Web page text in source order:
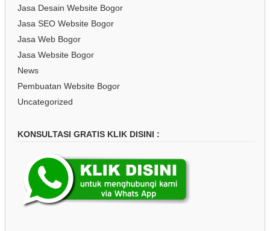
Jasa Desain Website Bogor
Jasa SEO Website Bogor
Jasa Web Bogor
Jasa Website Bogor
News
Pembuatan Website Bogor
Uncategorized
KONSULTASI GRATIS KLIK DISINI :